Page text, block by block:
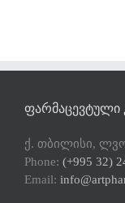
ᲤᲐᲠᲛᲐᲪᲔᲕᲢᲣᲚᲘ
ქ. თბილისი,
Phone: (+995 32)
Email: